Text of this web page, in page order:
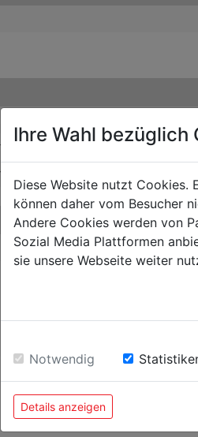
mm
Ihre Wahl
Diese Website nutzt Cookies.
können daher vom Besucher
Andere Cookies werden von
Sozial Media Plattformen
sie unsere Webseite weiter
Notwendig
Details anzeigen